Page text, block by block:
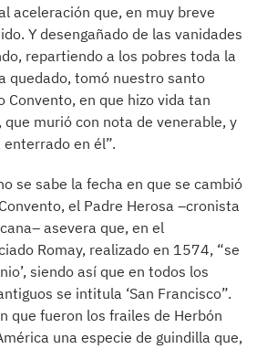
aceleración que, en muy breve
Y desengañado de las vanidades
repartiendo a los pobres toda la
quedado, tomó nuestro santo
Convento, en que hizo vida tan
murió con nota de venerable, y
en él”.
se sabe la fecha en que se cambió
el Padre Herosa –cronista
asevera que, en el
Romay, realizado en 1574, “se
siendo así que en todos los
se intitula ‘San Francisco”.
que fueron los frailes de Herbón
una especie de guindilla que,